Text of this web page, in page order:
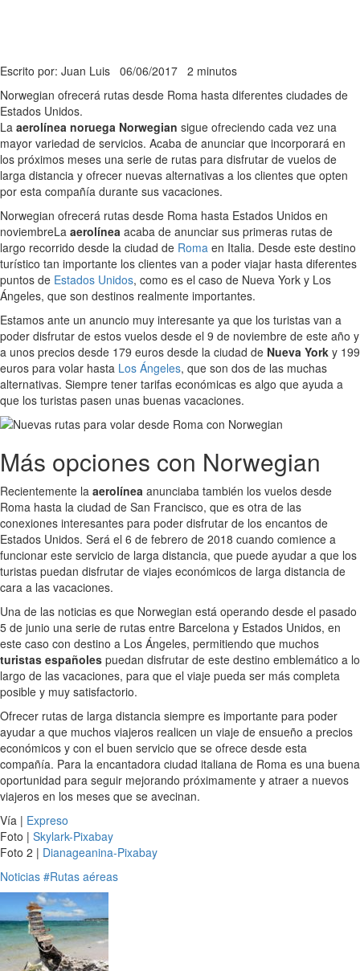
Escrito por: Juan Luis 06/06/2017 2 minutos
Norwegian ofrecerá rutas desde Roma hasta diferentes ciudades de
Estados Unidos.
La aerolínea noruega Norwegian sigue ofreciendo cada vez una
mayor variedad de servicios. Acaba de anunciar que incorporará en
los próximos meses una serie de rutas para disfrutar de vuelos de
larga distancia y ofrecer nuevas alternativas a los clientes que opten
por esta compañía durante sus vacaciones.
Norwegian ofrecerá rutas desde Roma hasta Estados Unidos en
noviembreLa aerolínea acaba de anunciar sus primeras rutas de
largo recorrido desde la ciudad de Roma en Italia. Desde este destino
turístico tan importante los clientes van a poder viajar hasta diferentes
puntos de Estados Unidos, como es el caso de Nueva York y Los
Ángeles, que son destinos realmente importantes.
Estamos ante un anuncio muy interesante ya que los turistas van a
poder disfrutar de estos vuelos desde el 9 de noviembre de este año y
a unos precios desde 179 euros desde la ciudad de Nueva York y 199
euros para volar hasta Los Ángeles, que son dos de las muchas
alternativas. Siempre tener tarifas económicas es algo que ayuda a
que los turistas pasen unas buenas vacaciones.
Más opciones con Norwegian
Recientemente la aerolínea anunciaba también los vuelos desde
Roma hasta la ciudad de San Francisco, que es otra de las
conexiones interesantes para poder disfrutar de los encantos de
Estados Unidos. Será el 6 de febrero de 2018 cuando comience a
funcionar este servicio de larga distancia, que puede ayudar a que los
turistas puedan disfrutar de viajes económicos de larga distancia de
cara a las vacaciones.
Una de las noticias es que Norwegian está operando desde el pasado
5 de junio una serie de rutas entre Barcelona y Estados Unidos, en
este caso con destino a Los Ángeles, permitiendo que muchos
turistas españoles puedan disfrutar de este destino emblemático a lo
largo de las vacaciones, para que el viaje pueda ser más completa
posible y muy satisfactorio.
Ofrecer rutas de larga distancia siempre es importante para poder
ayudar a que muchos viajeros realicen un viaje de ensueño a precios
económicos y con el buen servicio que se ofrece desde esta
compañía. Para la encantadora ciudad italiana de Roma es una buena
oportunidad para seguir mejorando próximamente y atraer a nuevos
viajeros en los meses que se avecinan.
Vía | Expreso
Foto | Skylark-Pixabay
Foto 2 | Dianageanina-Pixabay
Noticias #Rutas aéreas